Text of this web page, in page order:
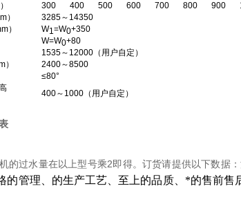
300 400 500 600 700 800 900
）
3285～14350
）
W1=W0+350
W=W0+80
1535～12000（用户自定）
）
2400～8500
≤80°
400～1000（用户自定）
的过水量在以上型号乘2即得。订货请提供以下数据
的管理、的生产工艺、至上的品质、*的售前售